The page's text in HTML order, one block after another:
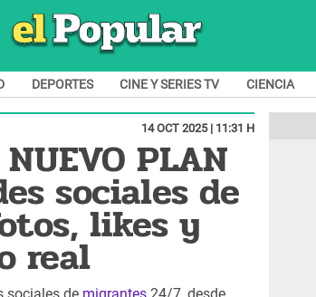
DEPORTES CINE Y SERIES TV CIENCIA
14 OCT 2025 | 11:31 H
PLAN
sociales de
likes y
real